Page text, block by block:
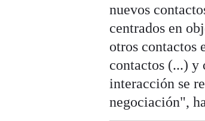
nuevos
centrados en
otros contactos
contactos (...) y
interacción se
negociación",